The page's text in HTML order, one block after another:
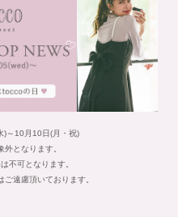
)～10月10日(月・祝)
となります。
不可となります。
遠慮頂いております。